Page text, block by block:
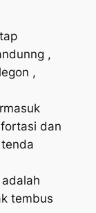
,
,
dan
tembus